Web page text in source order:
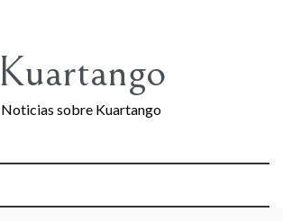
Kuartango
Noticias sobre Kuartango